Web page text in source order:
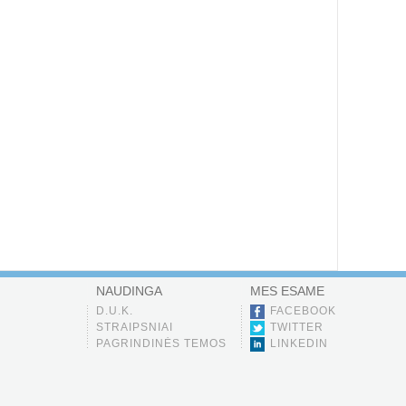
NAUDINGA
D.U.K.
STRAIPSNIAI
PAGRINDINĖS TEMOS
MES ESAME
FACEBOOK
TWITTER
LINKEDIN